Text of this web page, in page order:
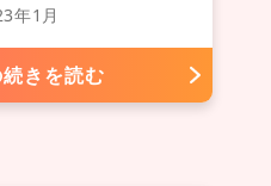
年1月
きを読む